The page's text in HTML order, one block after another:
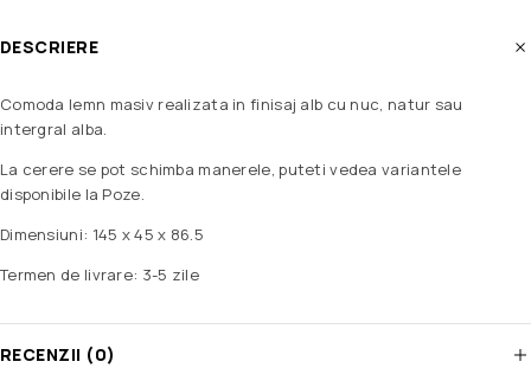
DESCRIERE
Comoda lemn masiv realizata in finisaj alb cu nuc, natur sau
intergral alba.
La cerere se pot schimba manerele, puteti vedea variantele
disponibile la Poze.
Dimensiuni: 145 x 45 x 86.5
Termen de livrare: 3-5 zile
RECENZII (0)